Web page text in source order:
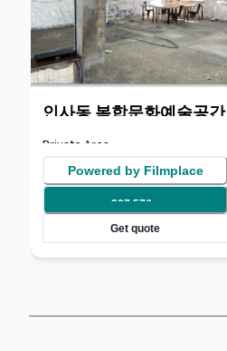
인사동 복합문화예술공간
Private Area
Powered by Filmplace
297.57/hr
Get quote